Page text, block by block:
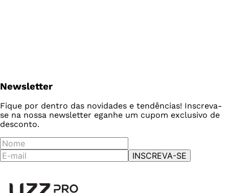
Newsletter
Fique por dentro das novidades e tendências! Inscreva-
se na nossa newsletter eganhe um cupom exclusivo de
desconto.
INSCREVA-SE